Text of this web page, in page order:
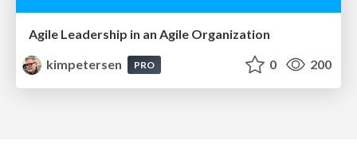
Agile Leadership in an Agile Organization
kimpetersen
PRO 0 200